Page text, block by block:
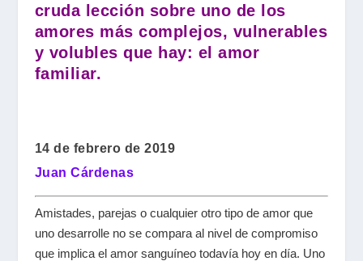
cruda lección sobre uno de los
amores más complejos, vulnerables
y volubles que hay: el amor
familiar.
14 de febrero de 2019
Juan Cárdenas
Amistades, parejas o cualquier otro tipo de amor que
uno desarrolle no se compara al nivel de compromiso
que implica el amor sanguíneo todavía hoy en día. Uno